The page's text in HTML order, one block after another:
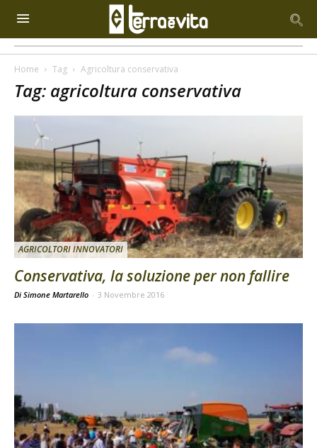
Home Tag Agricoltura conservativa
Tag: agricoltura conservativa
AGRICOLTORI INNOVATORI
Conservativa, la soluzione per non fallire
Di Simone Martarello - 3 Novembre 2016